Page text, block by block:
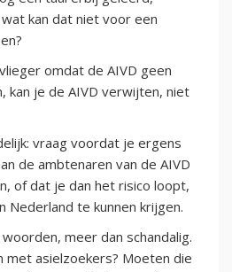
kan dat niet voor een
omdat de AIVD geen
kan je de AIVD verwijten, niet
vraag voordat je ergens
de ambtenaren van de AIVD
of dat je dan het risico loopt,
Nederland te kunnen krijgen.
meer dan schandalig.
met asielzoekers? Moeten die